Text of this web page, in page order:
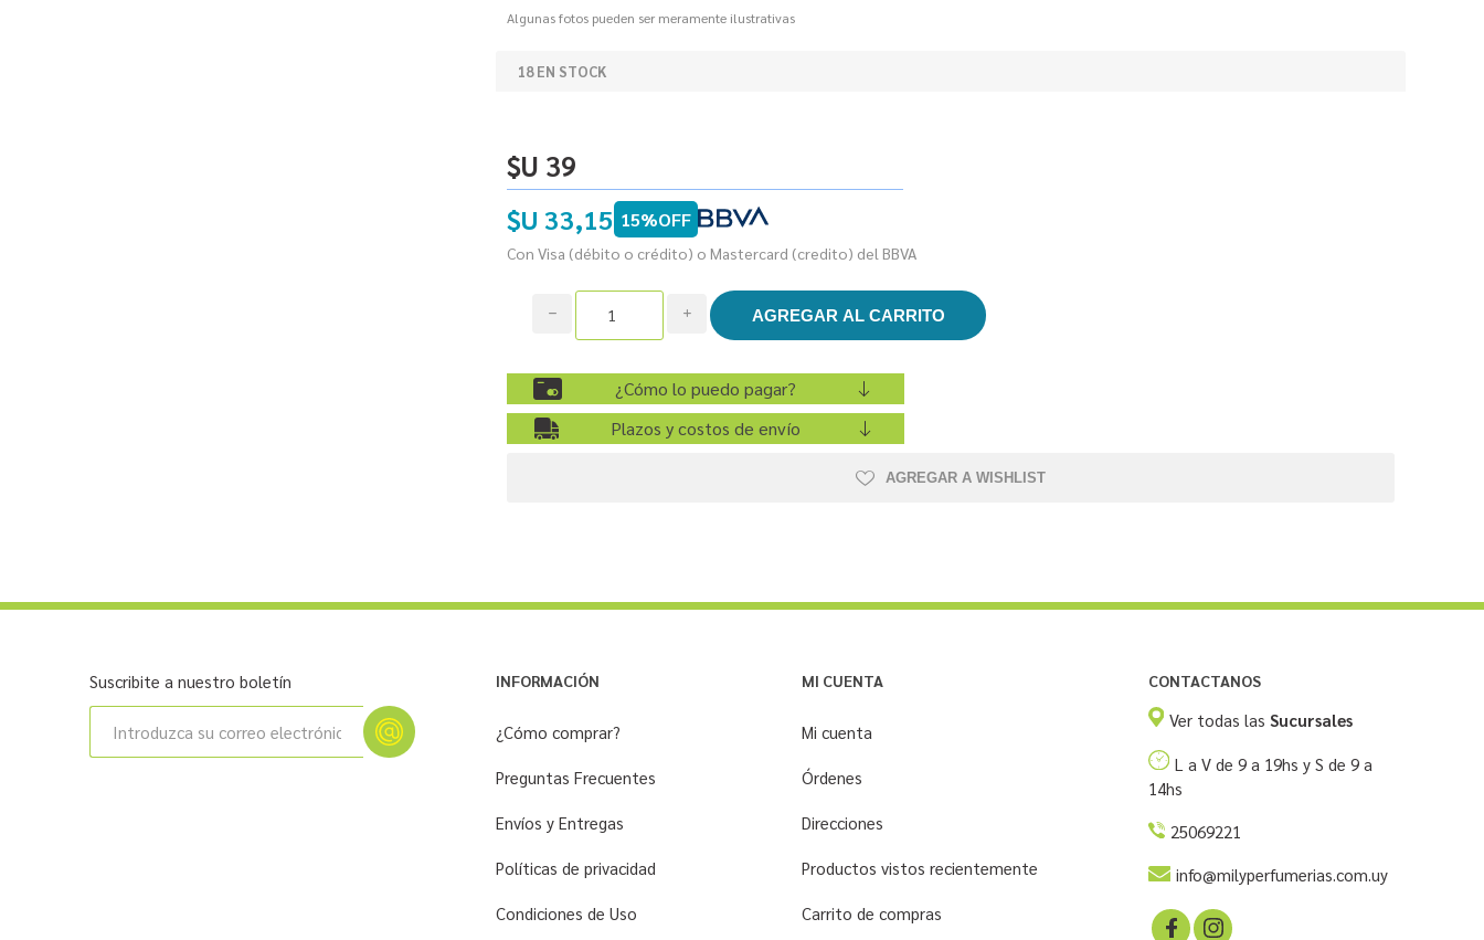
Algunas fotos pueden ser meramente ilustrativas
18 EN STOCK
$U 39
$U 33,15 15%OFF
Con Visa (débito o crédito) o Mastercard (credito) del BBVA
i
h
¿Cómo lo puedo pagar?
Plazos y costos de envío
AGREGAR A WISHLIST
Suscribite a nuestro boletín INFORMACIÓN
¿Cómo comprar?
Preguntas Frecuentes
Envíos y Entregas
Políticas de privacidad
Condiciones de Uso
MI CUENTA
Mi cuenta
Órdenes
Direcciones
Productos vistos recientemente
Carrito de compras
CONTACTANOS
Ver todas las Sucursales
L a V de 9 a 19hs y S de 9 a
14hs
25069221
info@milyperfumerias.com.uy